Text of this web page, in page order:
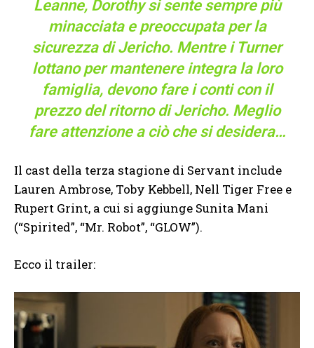
Leanne, Dorothy si sente sempre più
minacciata e preoccupata per la
sicurezza di Jericho. Mentre i Turner
lottano per mantenere integra la loro
famiglia, devono fare i conti con il
prezzo del ritorno di Jericho. Meglio
fare attenzione a ciò che si desidera…
Il cast della terza stagione di Servant include
Lauren Ambrose, Toby Kebbell, Nell Tiger Free e
Rupert Grint, a cui si aggiunge Sunita Mani
(“Spirited”, “Mr. Robot”, “GLOW”).
Ecco il trailer: